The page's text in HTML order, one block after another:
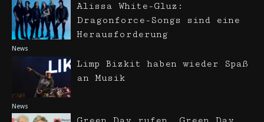
News
Alissa White-Gluz:
Dragonforce-Songs sind eine
Herausforderung
News
Limp Bizkit haben wieder Spaß
an Musik